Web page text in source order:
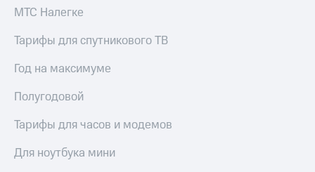
МТС Налегке
Тарифы для спутникового ТВ
Год на максимуме
Полугодовой
Тарифы для часов и модемов
Для ноутбука мини